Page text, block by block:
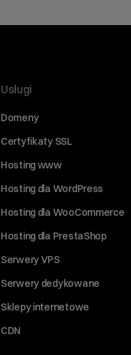
Usługi
Domeny
Certyfikaty SSL
Hosting www
Hosting dla WordPress
Hosting dla WooCommerce
Hosting dla PrestaShop
Serwery VPS
Serwery dedykowane
Sklepy internetowe
CDN